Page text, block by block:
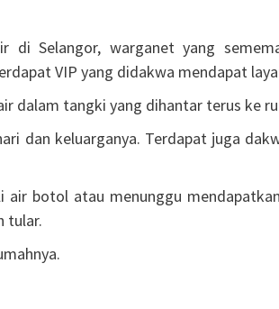
di Selangor, warganet yang
VIP yang didakwa mendapat
dalam tangki yang dihantar terus ke
dan keluarganya. Terdapat juga
botol atau menunggu
tular.